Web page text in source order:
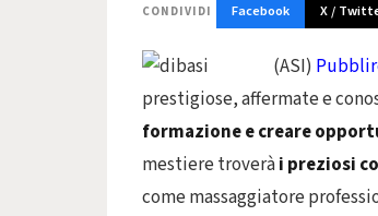
CONDIVIDI Facebook X /
(ASI)
prestigiose, affermate e
formazione ecreare
mestiere troverài preziosi
come massaggiatore